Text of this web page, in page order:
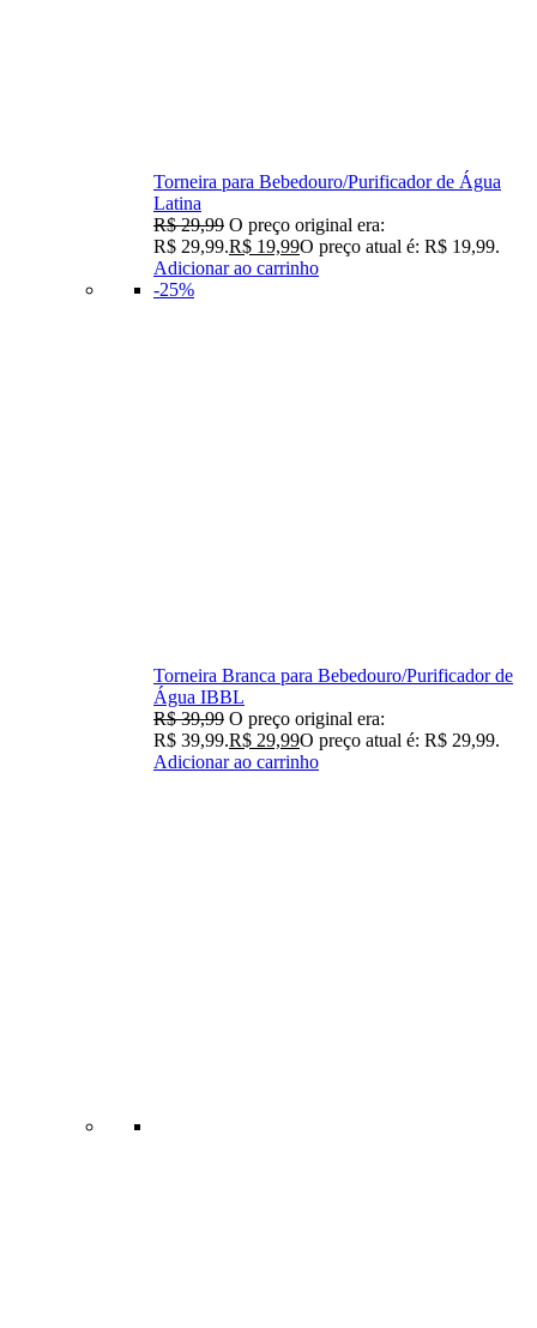
Torneira para Bebedouro/Purificador de Água
Latina
R$29,99 O preço original era:
R$ 29,99.R$ 19,99O preço atual é: R$ 19,99.
Adicionar ao carrinho
-25%
Torneira Branca para Bebedouro/Purificador de
Água IBBL
R$39,99 O preço original era:
R$ 39,99.R$ 29,99O preço atual é: R$ 29,99.
Adicionar ao carrinho